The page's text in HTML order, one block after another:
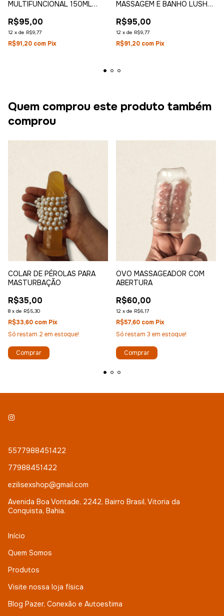
MULTIFUNCIONAL 150ML
R$95,00
12 x de R$9,77
R$91,20 com Pix
MASSAGEM E BANHO LUSH
R$95,00
12 x de R$9,77
R$91,20 com Pix
Quem comprou este produto também
comprou
COLAR DE PÉROLAS PARA
MASTURBAÇÃO
R$35,00
8 x de R$5,30
R$33,60 com Pix
Só restam 2 em estoque!
OVO MASSAGEADOR COM
ABERTURA
R$60,00
12 x de R$6,17
R$57,60 com Pix
Só restam 3 em estoque!
5577988451422
77988451422
ezilisexshop@gmail.com
Avenida Boa Vontade, 2242, Bairro Brasil, Vitoria da
Conquista, Bahia.
Início
Quem Somos
Produtos
Visite nossa loja física
Blog Pazer, Conexão e Autoestima